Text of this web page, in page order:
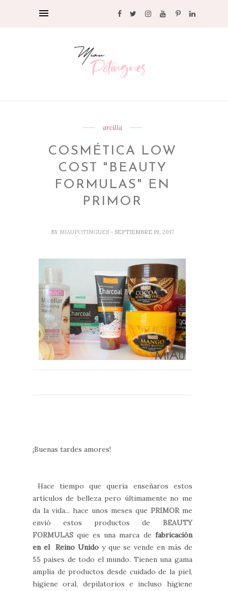
arcilla
COSMÉTICA LOW
COST "BEAUTY
FORMULAS" EN
PRIMOR
BY MIAUPOTINGUES - SEPTIEMBRE 19, 2017
¡Buenas tardes amores!
Hace tiempo que quería enseñaros estos
artículos de belleza pero últimamente no me
da la vida... hace unos meses que PRIMORme
envió estos productos de BEAUTY
FORMULAS que es una marca de fabricación
en el Reino Unido y que se vende en más de
55 países de todo el mundo. Tienen una gama
amplia de productos desde cuidado de la piel,
higiene oral, depilatorios e incluso higiene